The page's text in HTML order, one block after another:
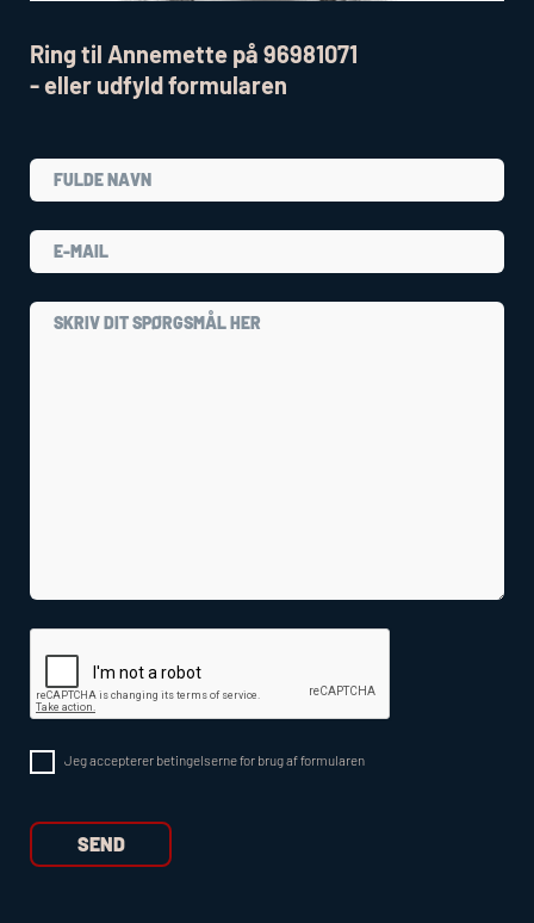
Ring til Annemette på 96981071
- eller udfyld formularen
Jeg accepterer betingelserne for brug af formularen